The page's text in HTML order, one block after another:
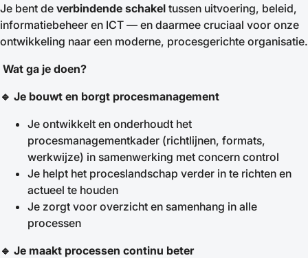
Je bent de verbindende schakel tussen uitvoering, beleid,
informatiebeheer en ICT — en daarmee cruciaal voor onze
ontwikkeling naar een moderne, procesgerichte organisatie.
Wat ga je doen?
🔹 Je bouwt en borgt procesmanagement
Je ontwikkelt en onderhoudt het
procesmanagementkader (richtlijnen, formats,
werkwijze) in samenwerking met concern control
Je helpt het proceslandschap verder in te richten en
actueel te houden
Je zorgt voor overzicht en samenhang in alle
processen
🔹 Je maakt processen continu beter